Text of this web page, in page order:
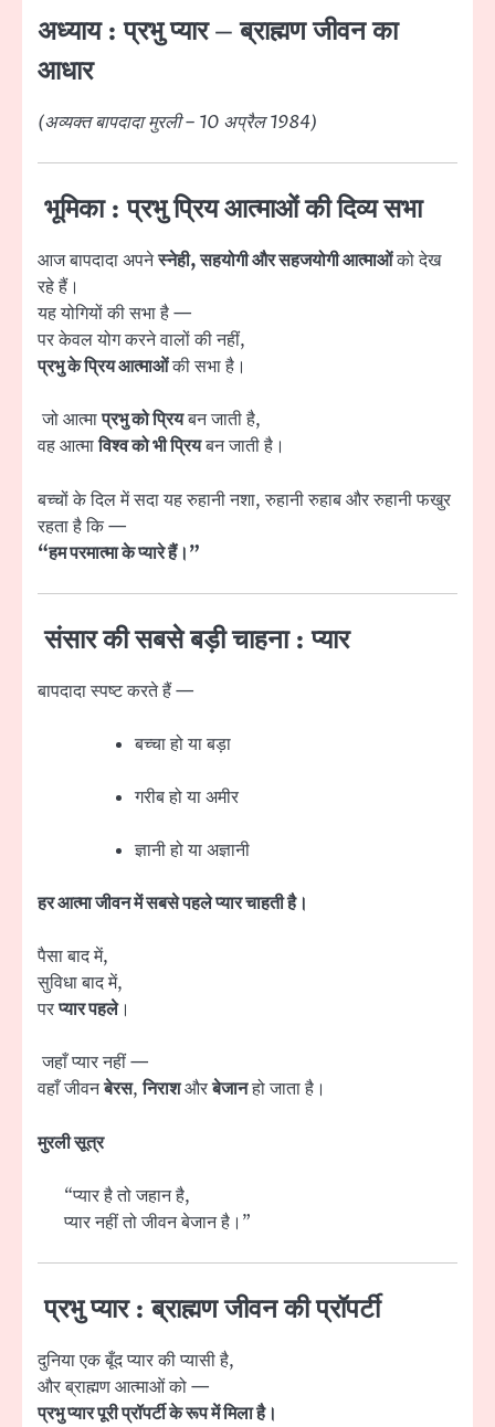
अध्याय :प्रभु प्यार – ब्राह्मण जीवन का
आधार
(अव्यक्त बापदादा मुरली – 10 अप्रैल 1984)
भूमिका : प्रभु प्रिय आत्माओं की दिव्य सभा
आज बापदादा अपनेस्नेही, सहयोगी और सहजयोगी आत्माओंको देख
रहे हैं।
यह योगियों की सभा है —
पर केवल योग करने वालों की नहीं,
प्रभु के प्रिय आत्माओंकी सभा है।
जो आत्माप्रभु को प्रियबन जाती है,
वह आत्माविश्व को भी प्रियबन जाती है।
बच्चों के दिल में सदा यह रुहानी नशा, रुहानी रुहाब और रुहानी फखुर
रहता है कि —
“हम परमात्मा के प्यारे हैं।”
संसार की सबसे बड़ी चाहना : प्यार
बापदादा स्पष्ट करते हैं —
बच्चा हो या बड़ा
गरीब हो या अमीर
ज्ञानी हो या अज्ञानी
हर आत्मा जीवन में सबसे पहले प्यार चाहती है।
पैसा बाद में,
सुविधा बाद में,
परप्यार पहले।
जहाँ प्यार नहीं —
वहाँ जीवनबेरस,निराशऔरबेजानहो जाता है।
मुरली सूत्र
“प्यार है तो जहान है,
प्यार नहीं तो जीवन बेजान है।”
प्रभु प्यार : ब्राह्मण जीवन की प्रॉपर्टी
दुनिया एक बूँद प्यार की प्यासी है,
और ब्राह्मण आत्माओं को —
प्रभु प्यार पूरी प्रॉपर्टी के रूप में मिला है।